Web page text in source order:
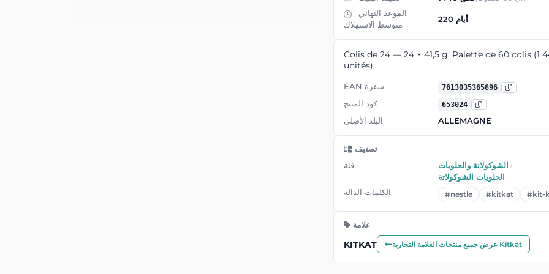
متوسط ​​الاستهلاك
220 أيام
Colis de 24 — 24 × 41,5 g. Palette de 60 colis (1
unités).
EAN شفرة 7613035365896
كود المنتج 653024
البلد الأصلي ALLEMAGNE
تصنيف
فئة الشوكولاتة والحلويات ›
الحلويات الشوكولاتة
الكلمات الدالة
#nestle #kitkat #kit-
علامة
KITKAT عرض جميع منتجات العلامة التجارية Kitkat